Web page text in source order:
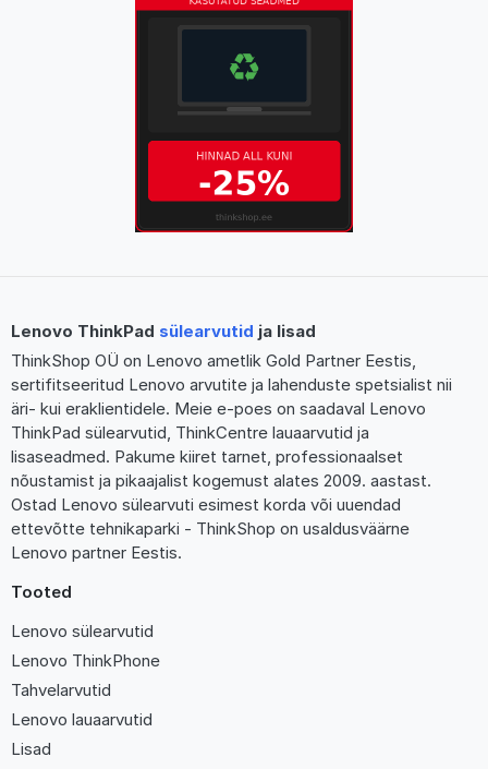
Lenovo ThinkPad sülearvutid ja lisad
ThinkShop OÜ on Lenovo ametlik Gold Partner Eestis,
sertifitseeritud Lenovo arvutite ja lahenduste spetsialist nii
äri- kui eraklientidele. Meie e-poes on saadaval Lenovo
ThinkPad sülearvutid, ThinkCentre lauaarvutid ja
lisaseadmed. Pakume kiiret tarnet, professionaalset
nõustamist ja pikaajalist kogemust alates 2009. aastast.
Ostad Lenovo sülearvuti esimest korda või uuendad
ettevõtte tehnikaparki - ThinkShop on usaldusväärne
Lenovo partner Eestis.
Tooted
Lenovo sülearvutid
Lenovo ThinkPhone
Tahvelarvutid
Lenovo lauaarvutid
Lisad